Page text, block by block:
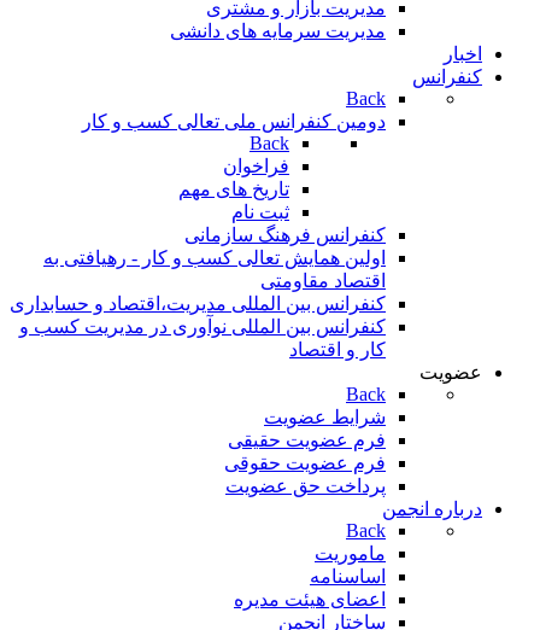
مدیریت بازار و مشتری
مدیریت سرمایه های دانشی
اخبار
کنفرانس
Back
دومین کنفرانس ملی تعالی کسب و کار
Back
فراخوان
تاريخ های مهم
ثبت نام
کنفرانس فرهنگ سازمانی
اولین همایش تعالی کسب و کار - رهیافتی به
اقتصاد مقاومتی
کنفرانس بین المللی مدیریت،اقتصاد و حسابداری
کنفرانس بین المللی نوآوری در مدیریت کسب و
کار و اقتصاد
عضویت
Back
شرایط عضویت
فرم عضویت حقیقی
فرم عضویت حقوقی
پرداخت حق عضویت
درباره انجمن
Back
ماموریت
اساسنامه
اعضای هیئت مدیره
ساختار انجمن